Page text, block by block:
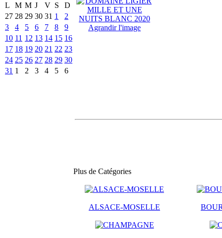
L
M M J V S
D
27 28 29 30 31 1
2
3
4 5 6 7 8
9
10 11 12 13 14 15 16
17 18 19 20 21 22 23
24 25 26 27 28 29 30
31 1 2 3 4 5 6
Agrandir l'image
Plus de Catégories
ALSACE-MOSELLE